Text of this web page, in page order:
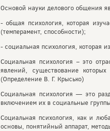
Основой науки делового общения
- общая психология, которая
(темперамент, способности);
- социальная психология, которая
Социальная психология – это
явлений, существование
(Определение В. Г. Крысько)
Социальная психология — это
включением их в социальные
Социальная психология, как и
основы, понятийный аппарат,